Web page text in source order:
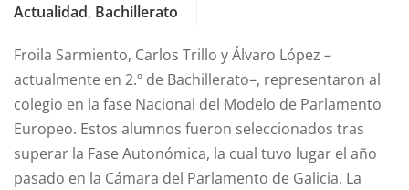
Actualidad, Bachillerato
Froila Sarmiento, Carlos Trillo y Álvaro López –
actualmente en 2.º de Bachillerato–, representaron al
colegio en la fase Nacional del Modelo de Parlamento
Europeo. Estos alumnos fueron seleccionados tras
superar la Fase Autonómica, la cual tuvo lugar el año
pasado en la Cámara del Parlamento de Galicia. La